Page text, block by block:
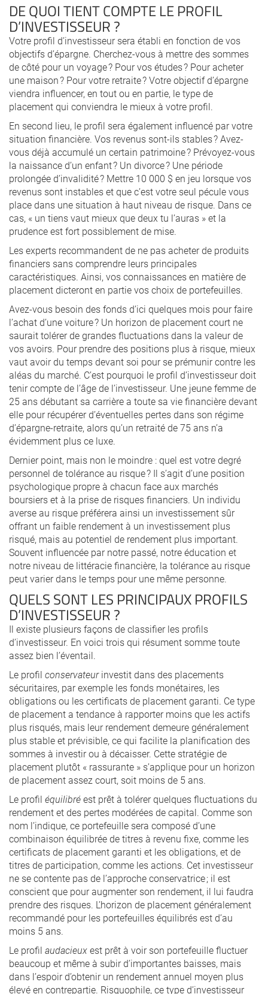
DE QUOI TIENT COMPTE LE PROFIL
D’INVESTISSEUR ?
Votre profil d’investisseur sera établi en fonction de vos
objectifs d’épargne. Cherchez-vous à mettre des sommes
de côté pour un voyage ? Pour vos études ? Pour acheter
une maison ? Pour votre retraite ? Votre objectif d’épargne
viendra influencer, en tout ou en partie, le type de
placement qui conviendra le mieux à votre profil.
En second lieu, le profil sera également influencé par votre
situation financière. Vos revenus sont-ils stables ? Avez-
vous déjà accumulé un certain patrimoine ? Prévoyez-vous
la naissance d’un enfant ? Un divorce ? Une période
prolongée d’invalidité ? Mettre 10 000 $ en jeu lorsque vos
revenus sont instables et que c’est votre seul pécule vous
place dans une situation à haut niveau de risque. Dans ce
cas, « un tiens vaut mieux que deux tu l’auras » et la
prudence est fort possiblement de mise.
Les experts recommandent de ne pas acheter de produits
financiers sans comprendre leurs principales
caractéristiques. Ainsi, vos connaissances en matière de
placement dicteront en partie vos choix de portefeuilles.
Avez-vous besoin des fonds d’ici quelques mois pour faire
l’achat d’une voiture ? Un horizon de placement court ne
saurait tolérer de grandes fluctuations dans la valeur de
vos avoirs. Pour prendre des positions plus à risque, mieux
vaut avoir du temps devant soi pour se prémunir contre les
aléas du marché. C’est pourquoi le profil d’investisseur doit
tenir compte de l’âge de l’investisseur. Une jeune femme de
25 ans débutant sa carrière a toute sa vie financière devant
elle pour récupérer d’éventuelles pertes dans son régime
d’épargne-retraite, alors qu’un retraité de 75 ans n’a
évidemment plus ce luxe.
Dernier point, mais non le moindre : quel est votre degré
personnel de tolérance au risque ? Il s’agit d’une position
psychologique propre à chacun face aux marchés
boursiers et à la prise de risques financiers. Un individu
averse au risque préférera ainsi un investissement sûr
offrant un faible rendement à un investissement plus
risqué, mais au potentiel de rendement plus important.
Souvent influencée par notre passé, notre éducation et
notre niveau de littéracie financière, la tolérance au risque
peut varier dans le temps pour une même personne.
QUELS SONT LES PRINCIPAUX PROFILS
D’INVESTISSEUR ?
Il existe plusieurs façons de classifier les profils
d’investisseur. En voici trois qui résument somme toute
assez bien l’éventail.
Le profil conservateurinvestit dans des placements
sécuritaires, par exemple les fonds monétaires, les
obligations ou les certificats de placement garanti. Ce type
de placement a tendance à rapporter moins que les actifs
plus risqués, mais leur rendement demeure généralement
plus stable et prévisible, ce qui facilite la planification des
sommes à investir ou à décaisser. Cette stratégie de
placement plutôt « rassurante » s’applique pour un horizon
de placement assez court, soit moins de 5 ans.
Le profil équilibréest prêt à tolérer quelques fluctuations du
rendement et des pertes modérées de capital. Comme son
nom l’indique, ce portefeuille sera composé d’une
combinaison équilibrée de titres à revenu fixe, comme les
certificats de placement garanti et les obligations, et de
titres de participation, comme les actions. Cet investisseur
ne se contente pas de l’approche conservatrice ; il est
conscient que pour augmenter son rendement, il lui faudra
prendre des risques. L’horizon de placement généralement
recommandé pour les portefeuilles équilibrés est d’au
moins 5 ans.
Le profil audacieuxest prêt à voir son portefeuille fluctuer
beaucoup et même à subir d’importantes baisses, mais
dans l’espoir d’obtenir un rendement annuel moyen plus
élevé en contrepartie. Risquophile, ce type d’investisseur